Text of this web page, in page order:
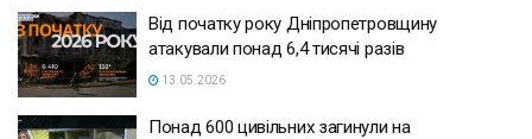
Від початку року Дніпропетровщину
атакували понад 6,4 тисячі разів
13.05.2026
Понад 600 цивільних загинули на